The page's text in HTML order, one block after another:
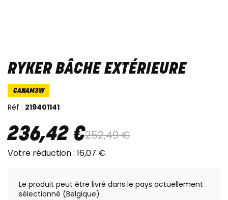
RYKER BÂCHE EXTÉRIEURE
CANAM3W
Réf : 219401141
236,42 €252,49€
Votre réduction : 16,07 €
Le produit peut être livré dans le pays actuellement
sélectionné (Belgique)